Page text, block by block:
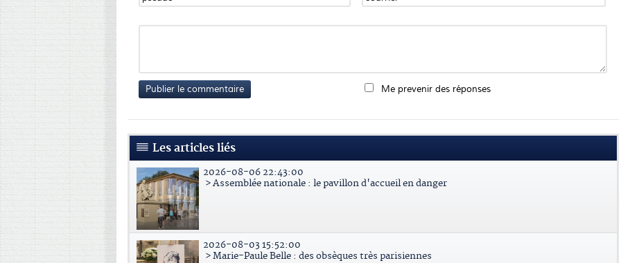
Publier le commentaire Me prevenir des réponses
Les articles liés
2026-08-06 22:43:00
> Assemblée nationale : le pavillon d'accueil en danger
2026-08-03 15:52:00
> Marie-Paule Belle : des obsèques très parisiennes